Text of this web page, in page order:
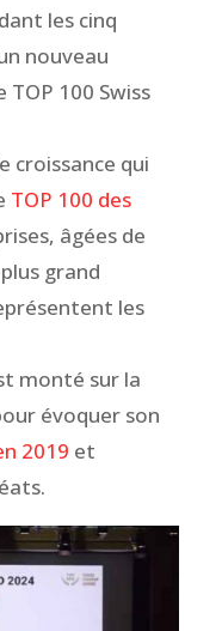
les cinq
nouveau
100 Swiss
croissance qui
TOP 100 des
âgées de
grand
les
monté sur la
évoquer son
2019 et